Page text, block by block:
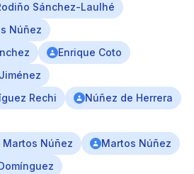
Sánchez-Laulhé
Núñez
Enrique Coto
Rechi
Núñez de Herrera
Núñez
Martos Núñez